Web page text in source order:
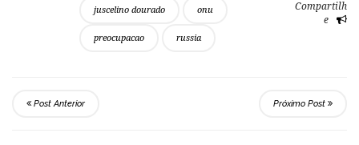
juscelino dourado onu
preocupacao russia
Compartilh
e
Post Anterior Próximo Post